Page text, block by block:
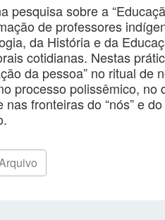
pesquisa sobre a
de professores
da História e da
cotidianas. Nestas
da pessoa” no ritual
processo polissêmico,
nas fronteiras do “nós” e